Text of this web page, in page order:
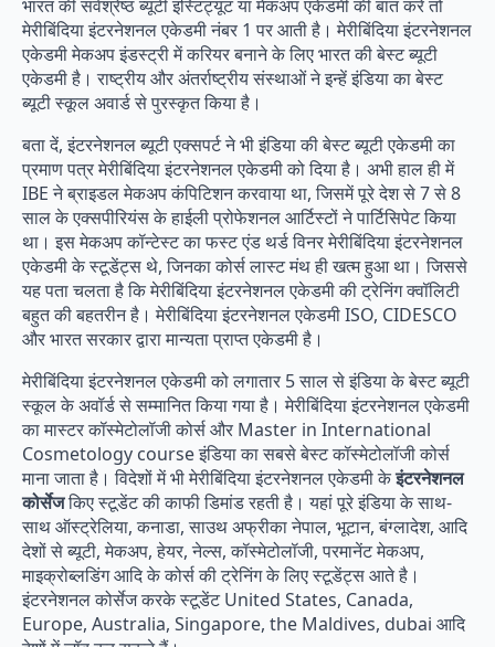
भारत की सर्वश्रेष्ठ ब्यूटी इंस्टिट्यूट या मेकअप एकेडमी की बात करें तो
मेरीबिंदिया इंटरनेशनल एकेडमी नंबर 1 पर आती है। मेरीबिंदिया इंटरनेशनल
एकेडमी मेकअप इंडस्ट्री में करियर बनाने के लिए भारत की बेस्ट ब्यूटी
एकेडमी है। राष्ट्रीय और अंतर्राष्ट्रीय संस्थाओं ने इन्हें इंडिया का बेस्ट
ब्यूटी स्कूल अवार्ड से पुरस्कृत किया है।
बता दें, इंटरनेशनल ब्यूटी एक्सपर्ट ने भी इंडिया की बेस्ट ब्यूटी एकेडमी का
प्रमाण पत्र मेरीबिंदिया इंटरनेशनल एकेडमी को दिया है। अभी हाल ही में
IBE ने ब्राइडल मेकअप कंपिटिशन करवाया था, जिसमें पूरे देश से 7 से 8
साल के एक्सपीरियंस के हाईली प्रोफेशनल आर्टिस्टों ने पार्टिसिपेट किया
था। इस मेकअप कॉन्टेस्ट का फस्ट एंड थर्ड विनर मेरीबिंदिया इंटरनेशनल
एकेडमी के स्टूडेंट्स थे, जिनका कोर्स लास्ट मंथ ही खत्म हुआ था। जिससे
यह पता चलता है कि मेरीबिंदिया इंटरनेशनल एकेडमी की ट्रेनिंग क्वॉलिटी
बहुत की बहतरीन है। मेरीबिंदिया इंटरनेशनल एकेडमी ISO, CIDESCO
और भारत सरकार द्वारा मान्यता प्राप्त एकेडमी है।
मेरीबिंदिया इंटरनेशनल एकेडमी को लगातार 5 साल से इंडिया के बेस्ट ब्यूटी
स्कूल के अवॉर्ड से सम्मानित किया गया है। मेरीबिंदिया इंटरनेशनल एकेडमी
का मास्टर कॉस्मेटोलॉजी कोर्स और Master in International
Cosmetology course इंडिया का सबसे बेस्ट कॉस्मेटोलॉजी कोर्स
माना जाता है। विदेशों में भी मेरीबिंदिया इंटरनेशनल एकेडमी केइंटरनेशनल
कोर्सेजकिए स्टूडेंट की काफी डिमांड रहती है। यहां पूरे इंडिया के साथ-
साथ ऑस्ट्रेलिया, कनाडा, साउथ अफ्रीका नेपाल, भूटान, बंग्लादेश, आदि
देशों से ब्यूटी, मेकअप, हेयर, नेल्स, कॉस्मेटोलॉजी, परमानेंट मेकअप,
माइक्रोब्लडिंग आदि के कोर्स की ट्रेनिंग के लिए स्टूडेंट्स आते है।
इंटरनेशनल कोर्सेज करके स्टूडेंट United States, Canada,
Europe, Australia, Singapore, the Maldives, dubai आदि